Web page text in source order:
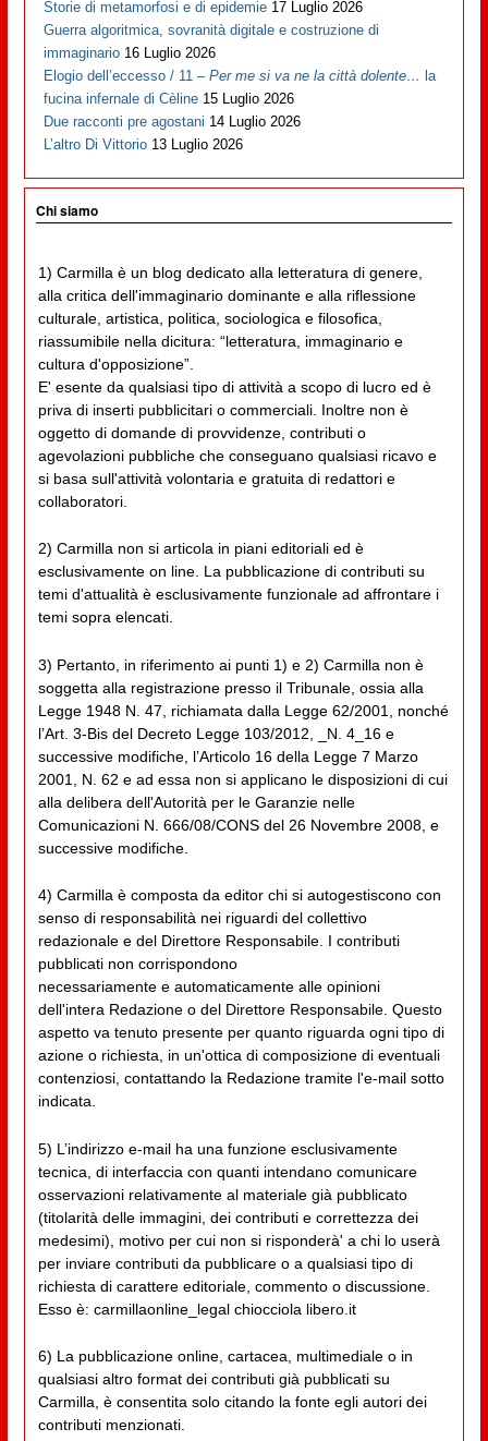
Storie di metamorfosi e di epidemie 17 Luglio 2026
Guerra algoritmica, sovranità digitale e costruzione di
immaginario 16 Luglio 2026
Elogio dell’eccesso / 11 –Per me si va ne la città dolente… la
fucina infernale di Cèline 15 Luglio 2026
Due racconti pre agostani 14 Luglio 2026
L’altro Di Vittorio 13 Luglio 2026
Chi siamo
1) Carmilla è un blog dedicato alla letteratura di genere,
alla critica dell'immaginario dominante e alla riflessione
culturale, artistica, politica, sociologica e filosofica,
riassumibile nella dicitura: “letteratura, immaginario e
cultura d'opposizione”.
E' esente da qualsiasi tipo di attività a scopo di lucro ed è
priva di inserti pubblicitari o commerciali. Inoltre non è
oggetto di domande di provvidenze, contributi o
agevolazioni pubbliche che conseguano qualsiasi ricavo e
si basa sull'attività volontaria e gratuita di redattori e
collaboratori.
2) Carmilla non si articola in piani editoriali ed è
esclusivamente on line. La pubblicazione di contributi su
temi d'attualità è esclusivamente funzionale ad affrontare i
temi sopra elencati.
3) Pertanto, in riferimento ai punti 1) e 2) Carmilla non è
soggetta alla registrazione presso il Tribunale, ossia alla
Legge 1948 N. 47, richiamata dalla Legge 62/2001, nonché
l’Art. 3-Bis del Decreto Legge 103/2012, _N. 4_16 e
successive modifiche, l’Articolo 16 della Legge 7 Marzo
2001, N. 62 e ad essa non si applicano le disposizioni di cui
alla delibera dell'Autorità per le Garanzie nelle
Comunicazioni N. 666/08/CONS del 26 Novembre 2008, e
successive modifiche.
4) Carmilla è composta da editor chi si autogestiscono con
senso di responsabilità nei riguardi del collettivo
redazionale e del Direttore Responsabile. I contributi
pubblicati non corrispondono
necessariamente e automaticamente alle opinioni
dell'intera Redazione o del Direttore Responsabile. Questo
aspetto va tenuto presente per quanto riguarda ogni tipo di
azione o richiesta, in un'ottica di composizione di eventuali
contenziosi, contattando la Redazione tramite l'e-mail sotto
indicata.
5) L’indirizzo e-mail ha una funzione esclusivamente
tecnica, di interfaccia con quanti intendano comunicare
osservazioni relativamente al materiale già pubblicato
(titolarità delle immagini, dei contributi e correttezza dei
medesimi), motivo per cui non si risponderà' a chi lo userà
per inviare contributi da pubblicare o a qualsiasi tipo di
richiesta di carattere editoriale, commento o discussione.
Esso è: carmillaonline_legal chiocciola libero.it
6) La pubblicazione online, cartacea, multimediale o in
qualsiasi altro format dei contributi già pubblicati su
Carmilla, è consentita solo citando la fonte egli autori dei
contributi menzionati.